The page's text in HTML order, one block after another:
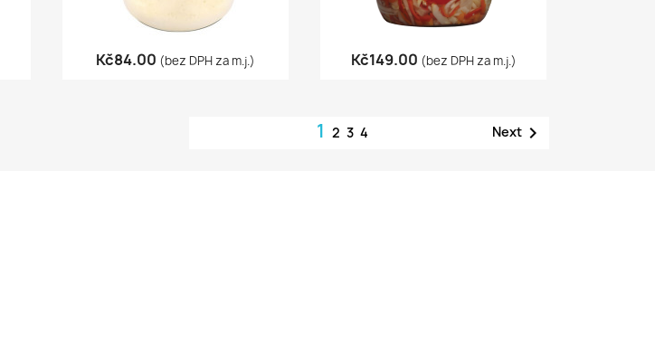
Quick view
Kč84.00 (bez DPH za m.j.) Quick view
Kč149.00 (bez DPH za m.j.)
1234 Next